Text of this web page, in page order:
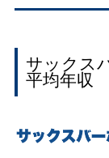
サックス
平均年収